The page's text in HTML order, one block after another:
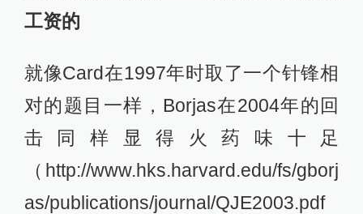
工资的
就像Card在1997年时取了一个针锋相
对的题目一样，Borjas在2004年的回
击同样显得火药味十足
（http://www.hks.harvard.edu/fs/gborj
as/publications/journal/QJE2003.pdf